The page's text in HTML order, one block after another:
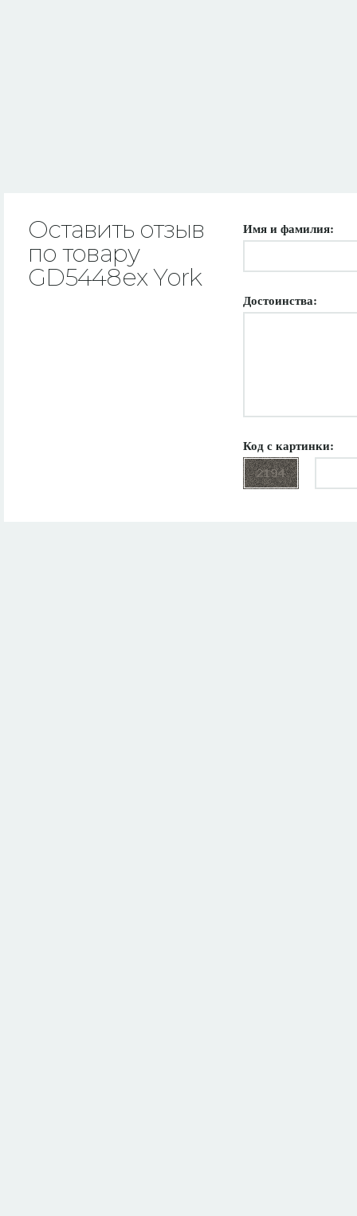
Оставить отзыв
по товару
GD5448ex York
Имя и фамилия:
Достоинства:
Код с картинки: